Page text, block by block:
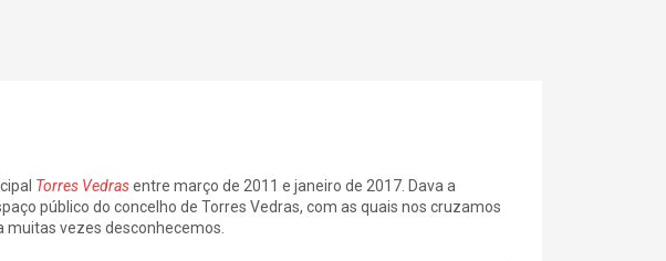
Torres Vedras entre março de 2011 e janeiro de 2017. Dava a
público do concelho de Torres Vedras, com as quais nos cruzamos
vezes desconhecemos.